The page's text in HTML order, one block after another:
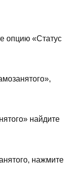
опцию «Статус
найдите
нажмите